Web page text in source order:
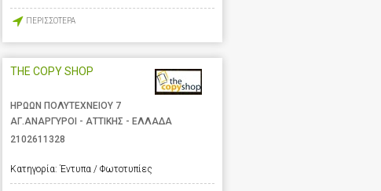
ΠΕΡΙΣΣΟΤΕΡΑ
THE COPY SHOP
ΗΡΩΩΝ ΠΟΛΥΤΕΧΝΕΙΟΥ 7
ΑΓ.ΑΝΑΡΓΥΡΟΙ - ΑΤΤΙΚΗΣ - ΕΛΛΑΔΑ
2102611328
Κατηγορία: Έντυπα / Φωτοτυπίες